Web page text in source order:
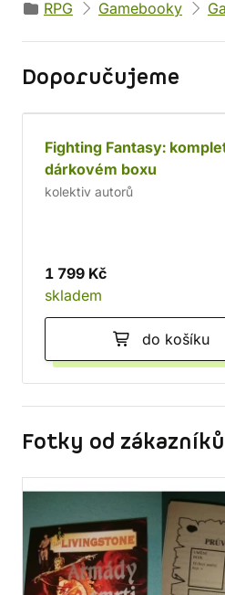
RPG
Gamebooky
Doporučujeme
Fighting Fantasy:
dárkovém boxu
kolektiv autorů
1 799 Kč
skladem
do košíku
Fotky od zákazníků